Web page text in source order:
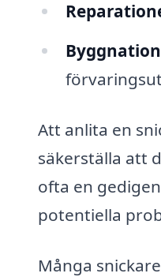
Att anlita en
säkerställa att
ofta en
potentiella
Många